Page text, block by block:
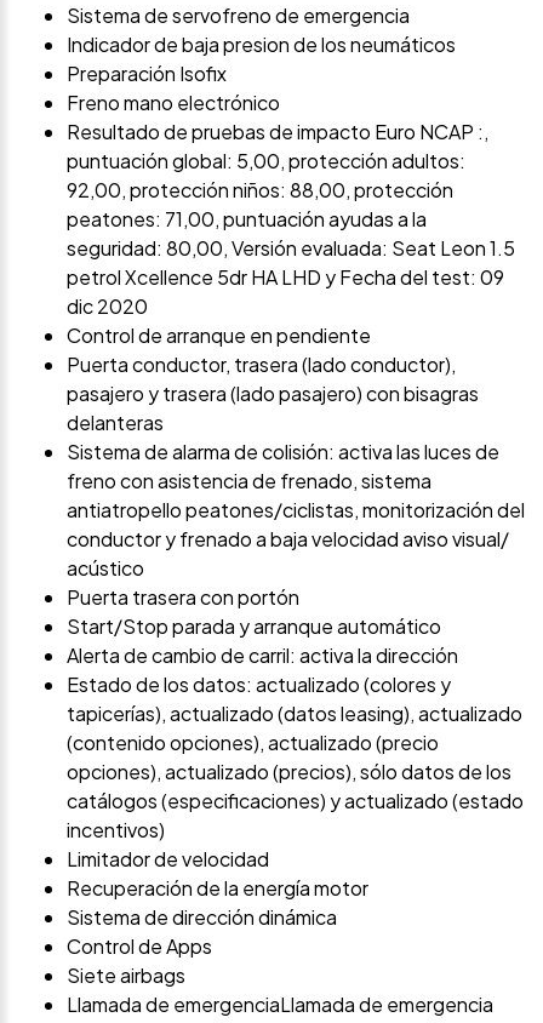
Sistema de servofreno de emergencia
Indicador de baja presion de los neumáticos
Preparación Isofix
Freno mano electrónico
Resultado de pruebas de impacto Euro NCAP :,
puntuación global: 5,00, protección adultos:
92,00, protección niños: 88,00, protección
peatones: 71,00, puntuación ayudas a la
seguridad: 80,00, Versión evaluada: Seat Leon 1.5
petrol Xcellence 5dr HA LHD y Fecha del test: 09
dic 2020
Control de arranque en pendiente
Puerta conductor, trasera (lado conductor),
pasajero y trasera (lado pasajero) con bisagras
delanteras
Sistema de alarma de colisión: activa las luces de
freno con asistencia de frenado, sistema
antiatropello peatones/ciclistas, monitorización del
conductor y frenado a baja velocidad aviso visual/
acústico
Puerta trasera con portón
Start/Stop parada y arranque automático
Alerta de cambio de carril: activa la dirección
Estado de los datos: actualizado (colores y
tapicerías), actualizado (datos leasing), actualizado
(contenido opciones), actualizado (precio
opciones), actualizado (precios), sólo datos de los
catálogos (especificaciones) y actualizado (estado
incentivos)
Limitador de velocidad
Recuperación de la energía motor
Sistema de dirección dinámica
Control de Apps
Siete airbags
Llamada de emergenciaLlamada de emergencia